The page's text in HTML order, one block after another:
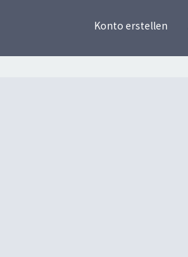
Konto erstellen